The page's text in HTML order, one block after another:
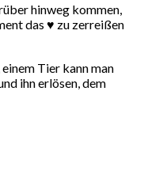
hinweg kommen,
das ♥ zu zerreißen
Tier kann man
ihn erlösen, dem